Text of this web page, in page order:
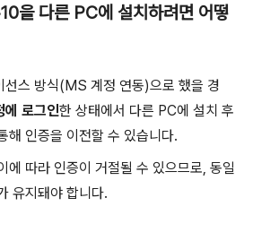
을 다른 PC에 설치하려면 어떻
선스 방식(MS 계정 연동)으로 했을 경
에 로그인한 상태에서 다른 PC에 설치 후
해 인증을 이전할 수 있습니다.
에 따라 인증이 거절될 수 있으므로, 동일
유지돼야 합니다.